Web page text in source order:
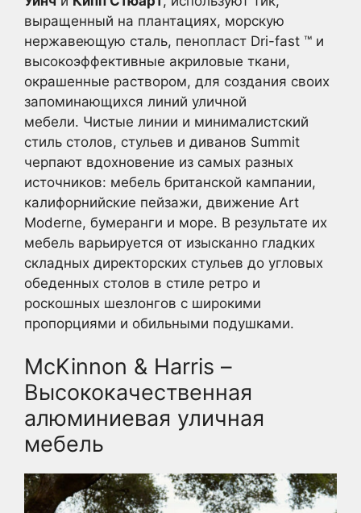
выращенный на плантациях, морскую
нержавеющую сталь, пенопласт Dri-fast ™ и
высокоэффективные акриловые ткани,
окрашенные раствором, для создания своих
запоминающихся линий уличной
мебели. Чистые линии и минималистский
стиль столов, стульев и диванов Summit
черпают вдохновение из самых разных
источников: мебель британской кампании,
калифорнийские пейзажи, движение Art
Moderne, бумеранги и море. В результате их
мебель варьируется от изысканно гладких
складных директорских стульев до угловых
обеденных столов в стиле ретро и
роскошных шезлонгов с широкими
пропорциями и обильными подушками.
McKinnon & Harris –
Высококачественная
алюминиевая уличная
мебель